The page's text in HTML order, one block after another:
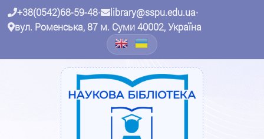
+38(0542)68-59-48• library@sspu.edu.ua•
вул. Роменська, 87 м. Суми 40002, Україна